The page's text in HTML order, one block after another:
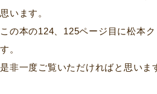
思います。
この本の124、125ページ目に松本
す。
是非一度ご覧いただければと思いま